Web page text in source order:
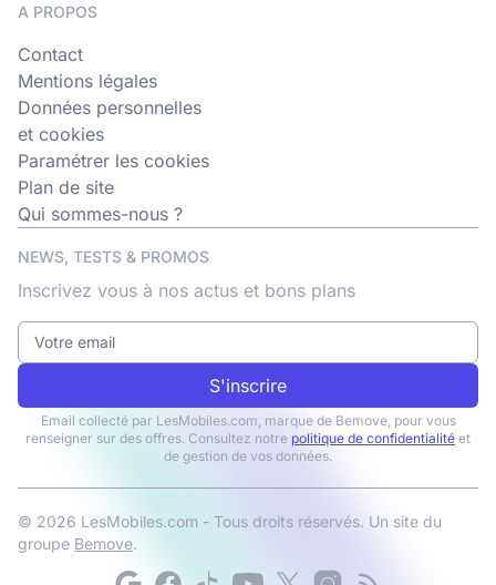
A PROPOS
Contact
Mentions légales
Données personnelles
et cookies
Paramétrer les cookies
Plan de site
Qui sommes-nous ?
NEWS, TESTS & PROMOS
Inscrivez vous à nos actus et bons plans
S'inscrire
Email collecté par LesMobiles.com, marque de Bemove, pour vous
renseigner sur des offres. Consultez notre politique de confidentialité et
de gestion de vos données.
© 2026 LesMobiles.com - Tous droits réservés. Un site du
groupe Bemove.